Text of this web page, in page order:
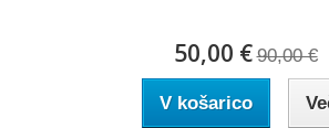
50,00 € 90,00 €
V košarico